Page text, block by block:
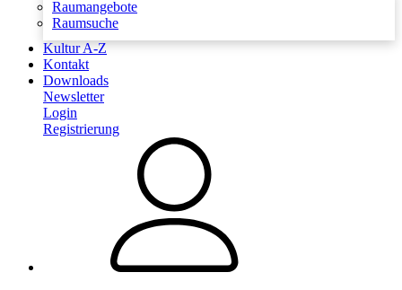
Raumangebote
Raumsuche
Kultur A-Z
Kontakt
Downloads
Newsletter
Login
Registrierung